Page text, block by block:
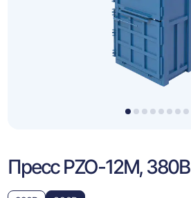
1 2 3 4 5 6 7 8
Пресс PZO-12М, 380В